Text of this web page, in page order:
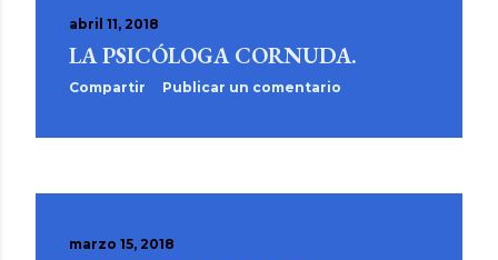
abril 11, 2018
LA PSICÓLOGA CORNUDA.
Compartir Publicar un comentario
marzo 15, 2018